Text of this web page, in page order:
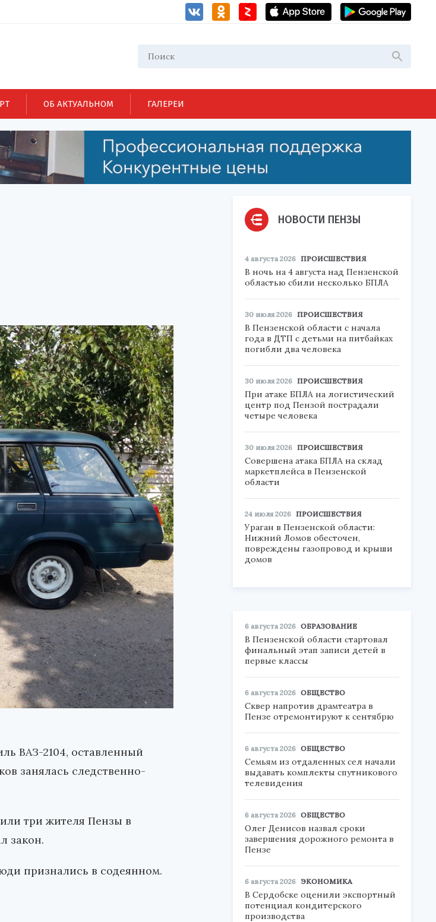
ОБ АКТУАЛЬНОМ ГАЛЕРЕИ
ВАЗ-2104, оставленный
занялась следственно-
три жителя Пензы в
закон.
признались в содеянном.
НОВОСТИ ПЕНЗЫ
4 августа 2026 ПРОИСШЕСТВИЯ
В ночь на 4 августа над Пензенской
областью сбили несколько БПЛА
30 июля 2026 ПРОИСШЕСТВИЯ
В Пензенской области с начала
года в ДТП с детьми на питбайках
погибли два человека
30 июля 2026 ПРОИСШЕСТВИЯ
При атаке БПЛА на логистический
центр под Пензой пострадали
четыре человека
30 июля 2026 ПРОИСШЕСТВИЯ
Совершена атака БПЛА на склад
маркетплейса в Пензенской
области
24 июля 2026 ПРОИСШЕСТВИЯ
Ураган в Пензенской области:
Нижний Ломов обесточен,
повреждены газопровод и крыши
домов
6 августа 2026 ОБРАЗОВАНИЕ
В Пензенской области стартовал
финальный этап записи детей в
первые классы
6 августа 2026 ОБЩЕСТВО
Сквер напротив драмтеатра в
Пензе отремонтируют к сентябрю
6 августа 2026 ОБЩЕСТВО
Семьям из отдаленных сел начали
выдавать комплекты спутникового
телевидения
6 августа 2026 ОБЩЕСТВО
Олег Денисов назвал сроки
завершения дорожного ремонта в
Пензе
6 августа 2026 ЭКОНОМИКА
В Сердобске оценили экспортный
потенциал кондитерского
производства